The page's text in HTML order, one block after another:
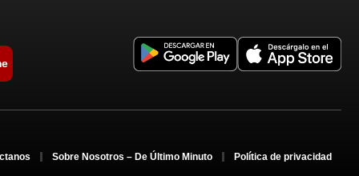
Sobre Nosotros – De Último Minuto Política de privacidad